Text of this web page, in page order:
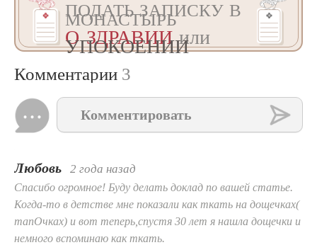
ПОДАТЬ ЗАПИСКУ В
МОНАСТЫРЬ
О ЗДРАВИИили
УПОКОЕНИИ
Комментарии 3
Комментировать
Любовь 2 года назад
Спасибо огромное! Буду делать доклад по вашей статье.
Когда-то в детстве мне показали как ткать на дощечках(
тапОчках) и вот теперь,спустя 30 лет я нашла дощечки и
немного вспоминаю как ткать.